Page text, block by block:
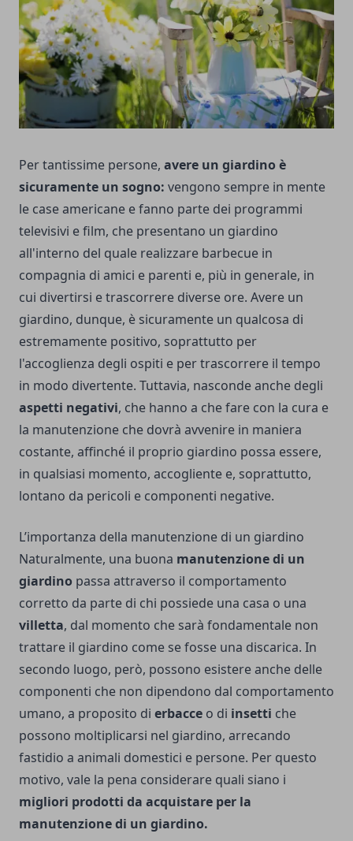
Per tantissime persone, avere un giardino è
sicuramente un sogno: vengono sempre in mente
le case americane e fanno parte dei programmi
televisivi e film, che presentano un giardino
all'interno del quale realizzare barbecue in
compagnia di amici e parenti e, più in generale, in
cui divertirsi e trascorrere diverse ore. Avere un
giardino, dunque, è sicuramente un qualcosa di
estremamente positivo, soprattutto per
l'accoglienza degli ospiti e per trascorrere il tempo
in modo divertente. Tuttavia, nasconde anche degli
aspetti negativi, che hanno a che fare con la cura e
la manutenzione che dovrà avvenire in maniera
costante, affinché il proprio giardino possa essere,
in qualsiasi momento, accogliente e, soprattutto,
lontano da pericoli e componenti negative.
L’importanza della manutenzione di un giardino
Naturalmente, una buona manutenzione di un
giardino passa attraverso il comportamento
corretto da parte di chi possiede una casa o una
villetta, dal momento che sarà fondamentale non
trattare il giardino come se fosse una discarica. In
secondo luogo, però, possono esistere anche delle
componenti che non dipendono dal comportamento
umano, a proposito di erbacce o di insetti che
possono moltiplicarsi nel giardino, arrecando
fastidio a animali domestici e persone. Per questo
motivo, vale la pena considerare quali siano i
migliori prodotti da acquistare per la
manutenzione di un giardino.